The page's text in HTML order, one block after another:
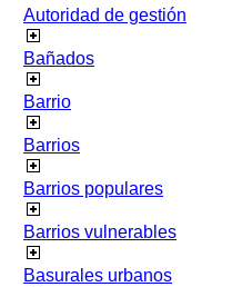
Autoridad de gestión
Bañados
Barrio
Barrios
Barrios populares
Barrios vulnerables
Basurales urbanos